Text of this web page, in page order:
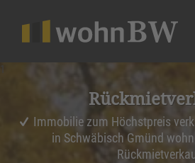
Immobilie zum Höchstpreis
in Schwäbisch Gmünd